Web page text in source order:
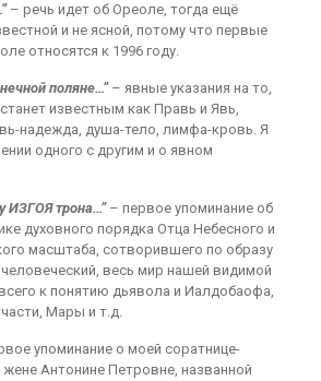
– речь идет об Ореоле, тогда ещё
и не ясной, потому что первые
относятся к 1996 году.
поляне…”– явные указания на то,
известным как Правь и Явь,
надежда, душа-тело, лимфа-кровь. Я
одного с другим и о явном
ИЗГОЯ трона…” – первое упоминание об
духовного порядка Отца Небесного и
масштаба, сотворившего по образу
весь мир нашей видимой
к понятию дьявола и Иалдобаофа,
Мары и т.д.
упоминание о моей соратнице-
Антонине Петровне, названной